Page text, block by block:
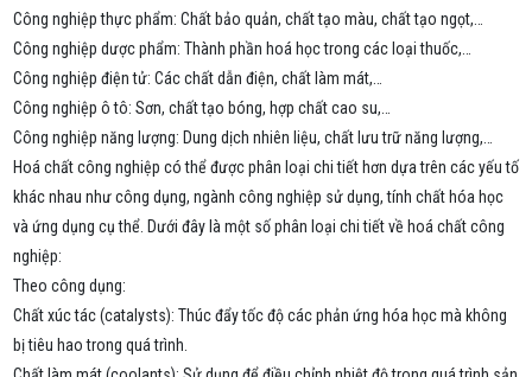
Công nghiệp thực phẩm: Chất bảo quản, chất tạo màu, chất tạo ngọt,…
Công nghiệp dược phẩm: Thành phần hoá học trong các loại thuốc,…
Công nghiệp điện tử: Các chất dẫn điện, chất làm mát,…
Công nghiệp ô tô: Sơn, chất tạo bóng, hợp chất cao su,…
Công nghiệp năng lượng: Dung dịch nhiên liệu, chất lưu trữ năng lượng,…
Hoá chất công nghiệp có thể được phân loại chi tiết hơn dựa trên các yếu tố
khác nhau như công dụng, ngành công nghiệp sử dụng, tính chất hóa học
và ứng dụng cụ thể. Dưới đây là một số phân loại chi tiết về hoá chất công
nghiệp:
Theo công dụng:
Chất xúc tác (catalysts): Thúc đẩy tốc độ các phản ứng hóa học mà không
bị tiêu hao trong quá trình.